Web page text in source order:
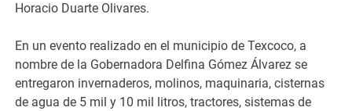
Horacio Duarte Olivares.
En un evento realizado en el municipio de Texcoco, a
nombre de la Gobernadora Delfina Gómez Álvarez se
entregaron invernaderos, molinos, maquinaria, cisternas
de agua de 5 mil y 10 mil litros, tractores, sistemas de